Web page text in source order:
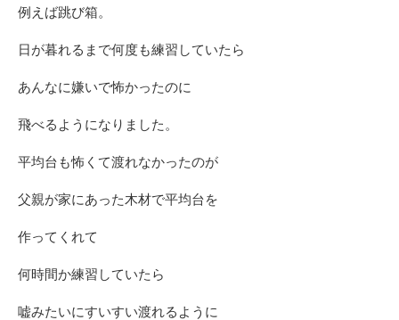
例えば跳び箱。
日が暮れるまで何度も練習していたら
あんなに嫌いで怖かったのに
飛べるようになりました。
平均台も怖くて渡れなかったのが
父親が家にあった木材で平均台を
作ってくれて
何時間か練習していたら
嘘みたいにすいすい渡れるように